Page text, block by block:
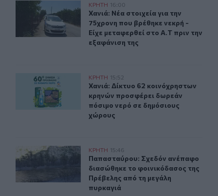
Χανιά: Νέα στοιχεία για την 75χρονη που βρέθηκε
ΚΡΗΤΗ 16:00
Χανιά: Νέα στοιχεία για την
Χανιά: Νέα στοιχεία για την
75χρονη που βρέθηκε νεκρή -
Είχε μεταφερθεί στο Α.Τ πριν την
εξαφάνιση της
Χανιά: Δίκτυο 62 κοινόχρηστων κρηνών προσφέρει
ΚΡΗΤΗ 15:52
Χανιά: Δίκτυο 62 κοινόχρηστων
Χανιά: Δίκτυο 62 κοινόχρηστων
κρηνών προσφέρει δωρεάν
πόσιμο νερό σε δημόσιους
χώρους
Παπασταύρου: Σχεδόν ανέπαφο διασώθηκε το
ΚΡΗΤΗ 15:46
Παπασταύρου: Σχεδόν ανέπαφο
Παπασταύρου: Σχεδόν ανέπαφο
διασώθηκε το φοινικόδασος της
Πρέβελης από τη μεγάλη
πυρκαγιά